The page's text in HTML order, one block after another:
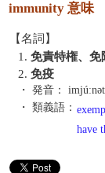
immunity 意味
【名詞】
1. 免責特権、免
2. 免疫
・ 発音：
・ 類義語：
have